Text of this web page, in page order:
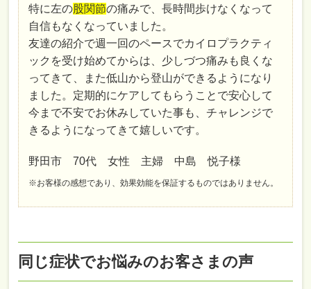
特に左の股関節の痛みで、長時間歩けなくなって
自信もなくなっていました。
友達の紹介で週一回のペースでカイロプラクティ
ックを受け始めてからは、少しづつ痛みも良くな
ってきて、また低山から登山ができるようになり
ました。定期的にケアしてもらうことで安心して
今まで不安でお休みしていた事も、チャレンジで
きるようになってきて嬉しいです。
野田市 70代 女性 主婦 中島 悦子様
※お客様の感想であり、効果効能を保証するものではありません。
同じ症状でお悩みのお客さまの声